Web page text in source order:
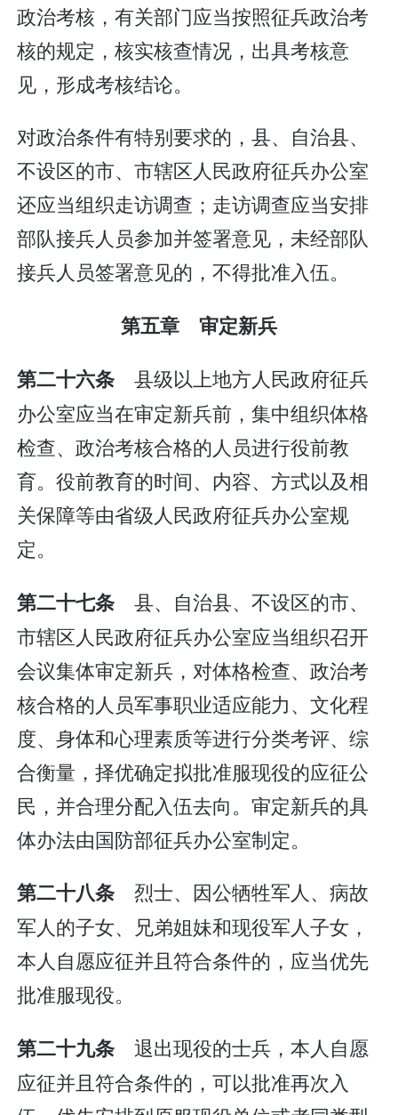
政治考核，有关部门应当按照征兵政治考
核的规定，核实核查情况，出具考核意
见，形成考核结论。
对政治条件有特别要求的，县、自治县、
不设区的市、市辖区人民政府征兵办公室
还应当组织走访调查；走访调查应当安排
部队接兵人员参加并签署意见，未经部队
接兵人员签署意见的，不得批准入伍。
第五章 审定新兵
第二十六条 县级以上地方人民政府征兵
办公室应当在审定新兵前，集中组织体格
检查、政治考核合格的人员进行役前教
育。役前教育的时间、内容、方式以及相
关保障等由省级人民政府征兵办公室规
定。
第二十七条 县、自治县、不设区的市、
市辖区人民政府征兵办公室应当组织召开
会议集体审定新兵，对体格检查、政治考
核合格的人员军事职业适应能力、文化程
度、身体和心理素质等进行分类考评、综
合衡量，择优确定拟批准服现役的应征公
民，并合理分配入伍去向。审定新兵的具
体办法由国防部征兵办公室制定。
第二十八条 烈士、因公牺牲军人、病故
军人的子女、兄弟姐妹和现役军人子女，
本人自愿应征并且符合条件的，应当优先
批准服现役。
第二十九条 退出现役的士兵，本人自愿
应征并且符合条件的，可以批准再次入